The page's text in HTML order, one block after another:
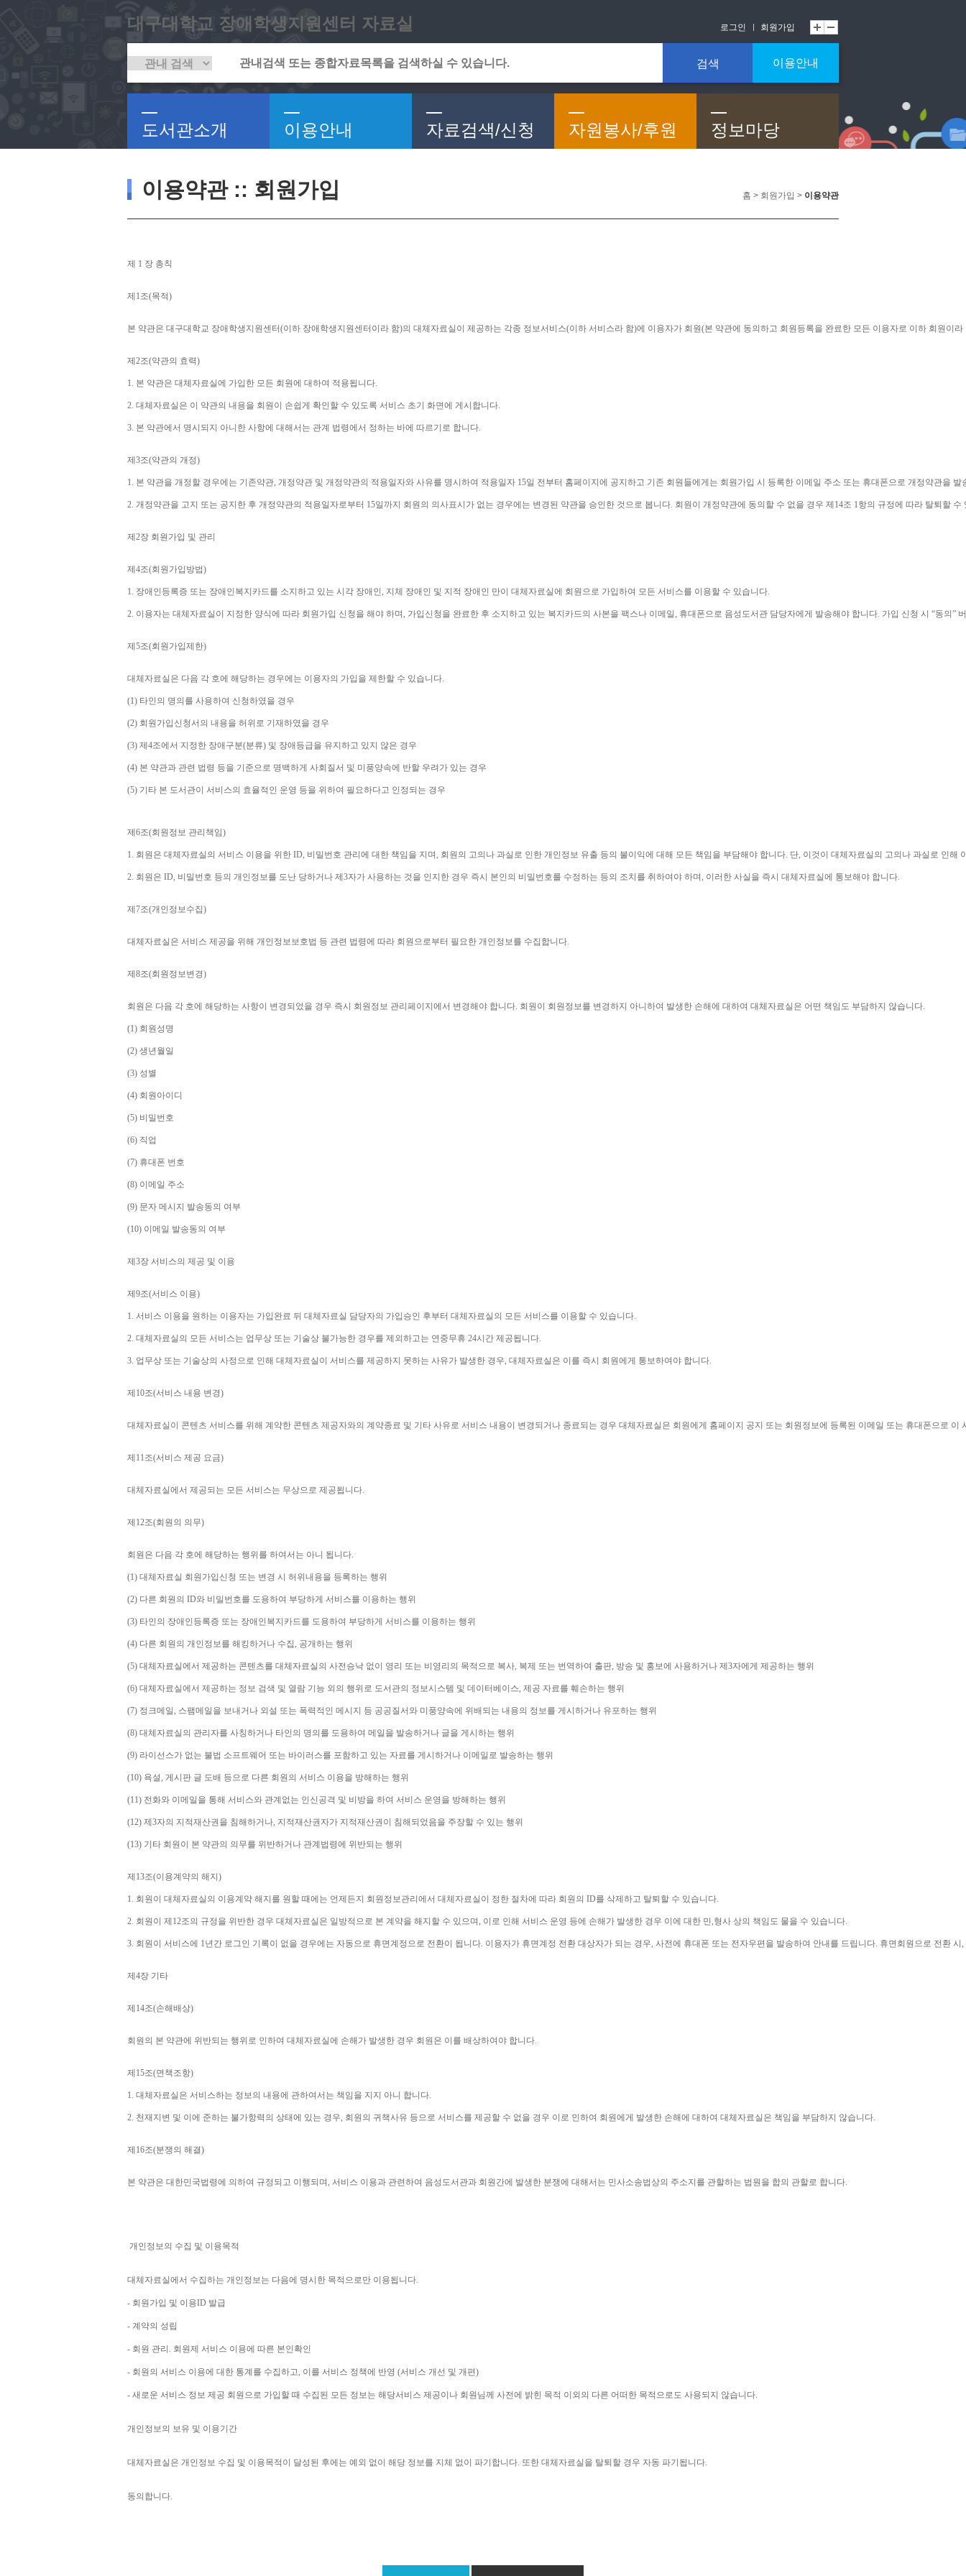
대구대학교 장애학생지원센터 자료실 로그인 회원가입
검색 이용안내
도서관소개 이용안내 자료검색/신청 자원봉사/후원 정보마당
이용약관 :: 회원가입 홈 > 회원가입 > 이용약관
제 1 장 총칙
제 1조(목적)
본 약관은 대구대학교 장애학생지원센터(이하 장애학생지원센터이라 함)의 대체자료실이 제공하는 각종 정보서비스(이하 서비스라 함)에 이용자가 회원(본 약관에 동의하고 회원등록을 완료한 모든 이용자로 이하 회원이라
제 2조(약관의 효력)
1. 본 약관은 대체자료실에 가입한 모든 회원에 대하여 적용됩니다.
2. 대체자료실은 이 약관의 내용을 회원이 손쉽게 확인할 수 있도록 서비스 초기 화면에 게시합니다.
3. 본 약관에서 명시되지 아니한 사항에 대해서는 관계 법령에서 정하는 바에 따르기로 합니다.
제 3조(약관의 개정)
1. 본 약관을 개정할 경우에는 기존약관, 개정약관 및 개정약관의 적용일자와 사유를 명시하여 적용일자 15일 전부터 홈페이지에 공지하고 기존 회원들에게는 회원가입 시 등록한 이메일 주소 또는 휴대폰으로 개정약관을 발
2. 개정약관을 고지 또는 공지한 후 개정약관의 적용일자로부터 15일까지 회원의 의사표시가 없는 경우에는 변경된 약관을 승인한 것으로 봅니다. 회원이 개정약관에 동의할 수 없을 경우 제 14조 1항의 규정에 따라 탈퇴할 수
제 2장 회원가입 및 관리
제 4조(회원가입방법)
1. 장애인등록증 또는 장애인복지카드를 소지하고 있는 시각 장애인, 지체 장애인 및 지적 장애인 만이 대체자료실에 회원으로 가입하여 모든 서비스를 이용할 수 있습니다.
2. 이용자는 대체자료실이 지정한 양식에 따라 회원가입 신청을 해야 하며, 가입신청을 완료한 후 소지하고 있는 복지카드의 사본을 팩스나 이메일 , 휴대폰으로 음성도서관 담당자에게 발송해야 합니다. 가입 신청 시 “동의 ”
제 5조(회원가입제한)
대체자료실은 다음 각 호에 해당하는 경우에는 이용자의 가입을 제한할 수 있습니다.
(1) 타인의 명의를 사용하여 신청하였을 경우
(2) 회원가입신청서의 내용을 허위로 기재하였을 경우
(3) 제 4조에서 지정한 장애구분(분류) 및 장애등급을 유지하고 있지 않은 경우
(4) 본 약관과 관련 법령 등을 기준으로 명백하게 사회질서 및 미풍양속에 반할 우려가 있는 경우
(5) 기타 본 도서관이 서비스의 효율적인 운영 등을 위하여 필요하다고 인정되는 경우
제 6조(회원정보 관리책임)
1. 회원은 대체자료실의 서비스 이용을 위한 ID, 비밀번호 관리에 대한 책임을 지며, 회원의 고의나 과실로 인한 개인정보 유출 등의 불이익에 대해 모든 책임을 부담해야 합니다. 단, 이것이 대체자료실의 고의나 과실로 인해
2. 회원은 ID, 비밀번호 등의 개인정보를 도난 당하거나 제 3자가 사용하는 것을 인지한 경우 즉시 본인의 비밀번호를 수정하는 등의 조치를 취하여야 하며, 이러한 사실을 즉시 대체자료실에 통보해야 합니다.
제 7조(개인정보수집)
대체자료실은 서비스 제공을 위해 개인정보보호법 등 관련 법령에 따라 회원으로부터 필요한 개인정보를 수집합니다.
제 8조(회원정보변경)
회원은 다음 각 호에 해당하는 사항이 변경되었을 경우 즉시 회원정보 관리페이지에서 변경해야 합니다. 회원이 회원정보를 변경하지 아니하여 발생한 손해에 대하여 대체자료실은 어떤 책임도 부담하지 않습니다.
(1) 회원성명
(2) 생년월일
(3) 성별
(4) 회원아이디
(5) 비밀번호
(6) 직업
(7) 휴대폰 번호
(8) 이메일 주소
(9) 문자 메시지 발송동의 여부
(10) 이메일 발송동의 여부
제 3장 서비스의 제공 및 이용
제 9조(서비스 이용)
1. 서비스 이용을 원하는 이용자는 가입완료 뒤 대체자료실 담당자의 가입승인 후부터 대체자료실의 모든 서비스를 이용할 수 있습니다.
2. 대체자료실의 모든 서비스는 업무상 또는 기술상 불가능한 경우를 제외하고는 연중무휴 24시간 제공됩니다.
3. 업무상 또는 기술상의 사정으로 인해 대체자료실이 서비스를 제공하지 못하는 사유가 발생한 경우, 대체자료실은 이를 즉시 회원에게 통보하여야 합니다.
제 10조(서비스 내용 변경)
대체자료실이 콘텐츠 서비스를 위해 계약한 콘텐츠 제공자와의 계약종료 및 기타 사유로 서비스 내용이 변경되거나 종료되는 경우 대체자료실은 회원에게 홈페이지 공지 또는 회원정보에 등록된 이메일 또는 휴대폰으로 이
제 11조(서비스 제공 요금)
대체자료실에서 제공되는 모든 서비스는 무상으로 제공됩니다.
제 12조(회원의 의무)
회원은 다음 각 호에 해당하는 행위를 하여서는 아니 됩니다.
(1) 대체자료실 회원가입신청 또는 변경 시 허위내용을 등록하는 행위
(2) 다른 회원의 ID와 비밀번호를 도용하여 부당하게 서비스를 이용하는 행위
(3) 타인의 장애인등록증 또는 장애인복지카드를 도용하여 부당하게 서비스를 이용하는 행위
(4) 다른 회원의 개인정보를 해킹하거나 수집, 공개하는 행위
(5) 대체자료실에서 제공하는 콘텐츠를 대체자료실의 사전승낙 없이 영리 또는 비영리의 목적으로 복사, 복제 또는 번역하여 출판, 방송 및 홍보에 사용하거나 제 3자에게 제공하는 행위
(6) 대체자료실에서 제공하는 정보 검색 및 열람 기능 외의 행위로 도서관의 정보시스템 및 데이터베이스, 제공 자료를 훼손하는 행위
(7) 정크메일 , 스팸메일을 보내거나 외설 또는 폭력적인 메시지 등 공공질서와 미풍양속에 위배되는 내용의 정보를 게시하거나 유포하는 행위
(8) 대체자료실의 관리자를 사칭하거나 타인의 명의를 도용하여 메일을 발송하거나 글을 게시하는 행위
(9) 라이선스가 없는 불법 소프트웨어 또는 바이러스를 포함하고 있는 자료를 게시하거나 이메일로 발송하는 행위
(10) 욕설, 게시판 글 도배 등으로 다른 회원의 서비스 이용을 방해하는 행위
(11) 전화와 이메일을 통해 서비스와 관계없는 인신공격 및 비방을 하여 서비스 운영을 방해하는 행위
(12) 제 3자의 지적재산권을 침해하거나, 지적재산권자가 지적재산권이 침해되었음을 주장할 수 있는 행위
(13) 기타 회원이 본 약관의 의무를 위반하거나 관계법령에 위반되는 행위
제 13조(이용계약의 해지 )
1. 회원이 대체자료실의 이용계약 해지를 원할 때에는 언제든지 회원정보관리에서 대체자료실이 정한 절차에 따라 회원의 ID를 삭제하고 탈퇴할 수 있습니다.
2. 회원이 제 12조의 규정을 위반한 경우 대체자료실은 일방적으로 본 계약을 해지할 수 있으며, 이로 인해 서비스 운영 등에 손해가 발생한 경우 이에 대한 민,형사 상의 책임도 물을 수 있습니다.
3. 회원이 서비스에 1년간 로그인 기록이 없을 경우에는 자동으로 휴면계정으로 전환이 됩니다. 이용자가 휴면계정 전환 대상자가 되는 경우, 사전에 휴대폰 또는 전자우편을 발송하여 안내를 드립니다. 휴면회원으로 전환 시 ,
제 4장 기타
제 14조(손해배상)
회원의 본 약관에 위반되는 행위로 인하여 대체자료실에 손해가 발생한 경우 회원은 이를 배상하여야 합니다.
제 15조(면책조항)
1. 대체자료실은 서비스하는 정보의 내용에 관하여서는 책임을 지지 아니 합니다.
2. 천재지변 및 이에 준하는 불가항력의 상태에 있는 경우, 회원의 귀책사유 등으로 서비스를 제공할 수 없을 경우 이로 인하여 회원에게 발생한 손해에 대하여 대체자료실은 책임을 부담하지 않습니다.
제 16조(분쟁의 해결)
본 약관은 대한민국법령에 의하여 규정되고 이행되며, 서비스 이용과 관련하여 음성도서관과 회원간에 발생한 분쟁에 대해서는 민사소송법상의 주소지를 관할하는 법원을 합의 관할로 합니다.
개인정보의 수집 및 이용목적
대체자료실에서 수집하는 개인정보는 다음에 명시한 목적으로만 이용됩니다.
- 회원가입 및 이용ID 발급
- 계약의 성립
- 회원 관리 . 회원제 서비스 이용에 따른 본인확인
- 회원의 서비스 이용에 대한 통계를 수집하고, 이를 서비스 정책에 반영 (서비스 개선 및 개편)
- 새로운 서비스 정보 제공 회원으로 가입할 때 수집된 모든 정보는 해당서비스 제공이나 회원님께 사전에 밝힌 목적 이외의 다른 어떠한 목적으로도 사용되지 않습니다.
개인정보의 보유 및 이용기간
대체자료실은 개인정보 수집 및 이용목적이 달성된 후에는 예외 없이 해당 정보를 지체 없이 파기합니다. 또한 대체자료실을 탈퇴할 경우 자동 파기됩니다.
동의합니다.